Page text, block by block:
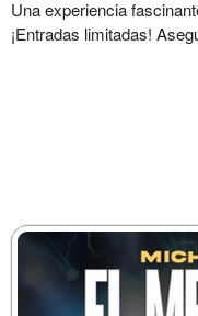
Una experiencia
¡Entradas limitadas!